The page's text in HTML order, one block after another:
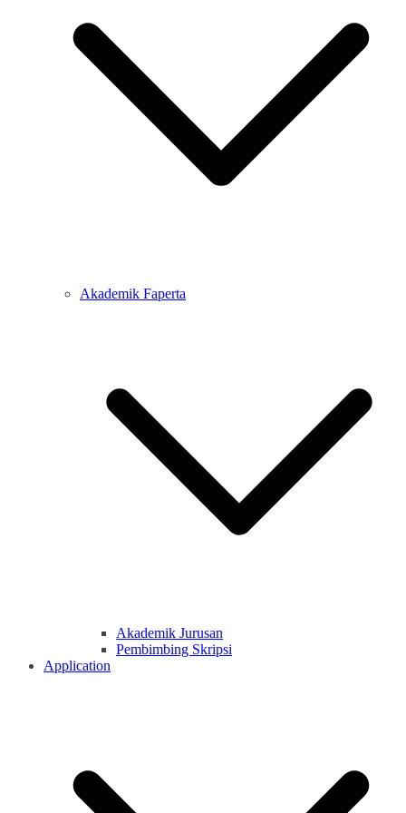
Akademik Faperta
Akademik Jurusan
Pembimbing Skripsi
Application